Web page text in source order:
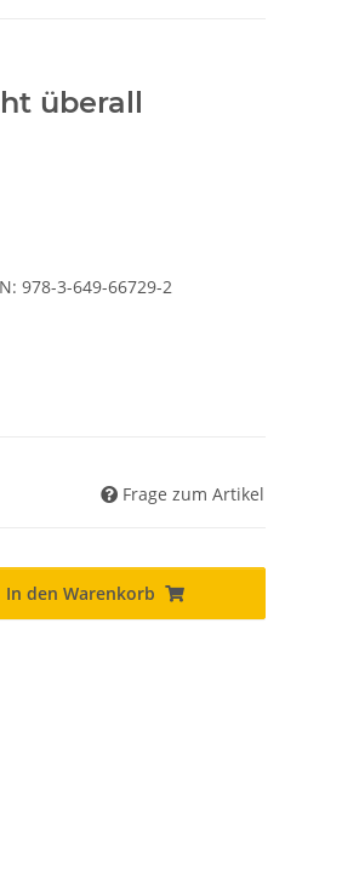
überall
978-3-649-66729-2
Frage zum Artikel
In den Warenkorb